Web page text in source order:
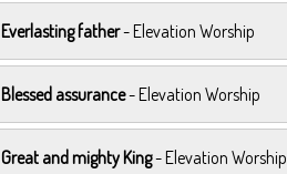
Everlasting father- Elevation Worship
Blessed assurance- Elevation Worship
Great and mighty King- Elevation Worship